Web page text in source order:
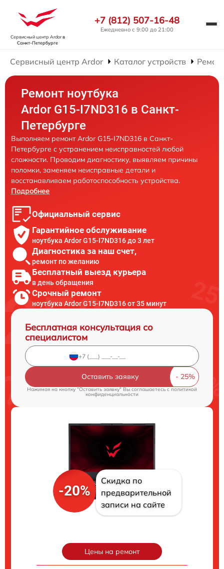
Сервисный центр Ardorв
Санкт-Петербурге
+7 (812) 507-16-48
Ежедневно с 9:00 до 21:00
Сервисный центр Ardor Каталог устройств
Ремонт ноутбука
Ardor G15-I7ND316 в Санкт-
Петербурге
Выполняем ремонт Ardor G15-I7ND316 в Санкт-
Петербурге с устранением неисправностей любой
сложности. Проводим диагностику, выявляем причины
поломки, заменяем неисправные детали и
восстанавливаем работоспособность устройства.
Подробнее
Официальный сервис
Гарантийное обслуживание
ноутбука Ardor G15-I7ND316 до 3 лет
Диагностика за наш счет,
ремонт по желанию
Бесплатный выезд курьера
в день обращения
Срочный ремонт
ноутбука Ardor G15-I7ND316 от 35 минут
Бесплатная консультация со
специалистом
Оставить заявку
Нажимая на кнопку "Оставить заявку" Вы соглашаетесь cполитикой
конфиденциальности
-20%
Скидка по
предварительной
записи на сайте
Цены на ремонт